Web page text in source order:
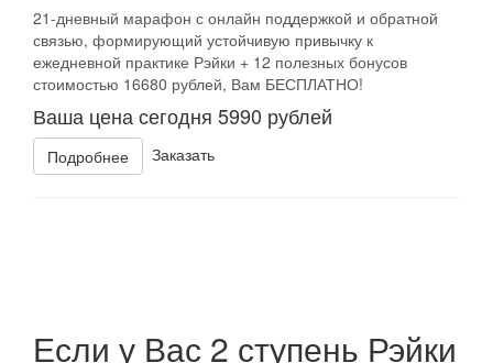
21-дневный марафон с онлайн поддержкой и обратной
связью, формирующий устойчивую привычку к
ежедневной практике Рэйки + 12 полезных бонусов
стоимостью 16680 рублей, Вам БЕСПЛАТНО!
Ваша цена сегодня 5990 рублей
Подробнее Заказать
Если у Вас 2 ступень Рэйки